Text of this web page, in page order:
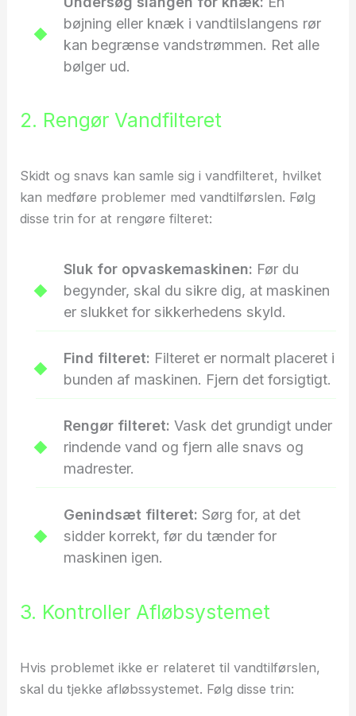
bøjning eller knæk i vandtilslangens rør
kan begrænse vandstrømmen. Ret alle
bølger ud.
2. Rengør Vandfilteret
Skidt og snavs kan samle sig i vandfilteret, hvilket
kan medføre problemer med vandtilførslen. Følg
disse trin for at rengøre filteret:
Sluk for opvaskemaskinen: Før du
begynder, skal du sikre dig, at maskinen
er slukket for sikkerhedens skyld.
Find filteret: Filteret er normalt placeret i
bunden af maskinen. Fjern det forsigtigt.
Rengør filteret: Vask det grundigt under
rindende vand og fjern alle snavs og
madrester.
Genindsæt filteret: Sørg for, at det
sidder korrekt, før du tænder for
maskinen igen.
3. Kontroller Afløbsystemet
Hvis problemet ikke er relateret til vandtilførslen,
skal du tjekke afløbssystemet. Følg disse trin: